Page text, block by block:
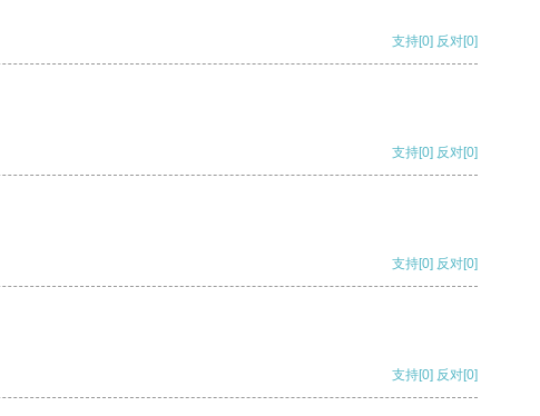
支持[0] 反对[0]
支持[0] 反对[0]
支持[0] 反对[0]
支持[0] 反对[0]